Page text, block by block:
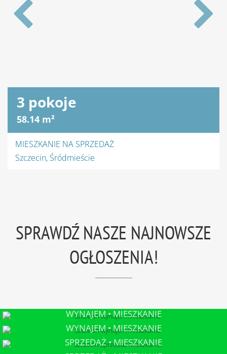
MIESZKANIE NA WYNAJEM
SPRAWDŹ NASZE NAJNOWSZE
OGŁOSZENIA!
WYNAJEM • MIESZKANIE
SZCZECIN
WYNAJEM • MIESZKANIE
SZCZECIN
SPRZEDAŻ • MIESZKANIE